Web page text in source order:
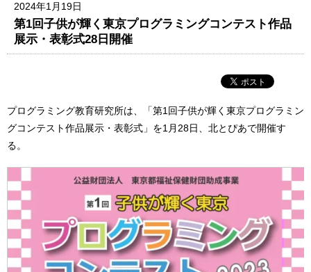
2024年1月19日
第1回子供が輝く東京プログラミングコンテスト作品
展示・表彰式28日開催
プログラミング教育研究所は、「第1回子供が輝く東京プログラミン
グコンテスト作品展示・表彰式」を1月28日、北とぴあで開催す
る。